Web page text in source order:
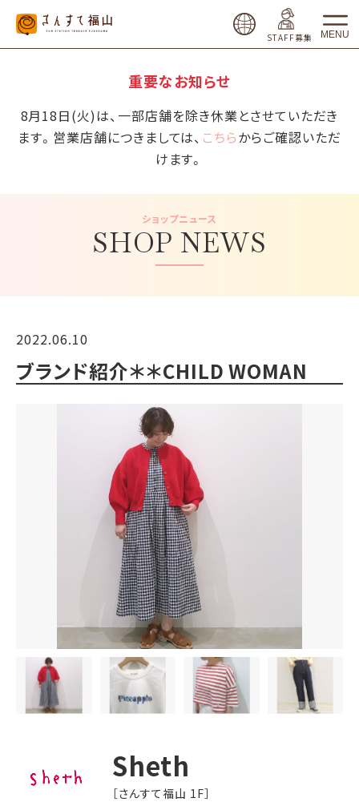
STAFF募集 MENU
重要なお知らせ
8月18日(火)は、一部店舗を除き休業とさせていただき
ます。営業店舗につきましては、 こちらからご確認いただ
けます。
SHOP NEWS
ショップニュース
2022.06.10
ブランド紹介＊＊CHILD WOMAN
Sheth
［さんすて福山 1F］